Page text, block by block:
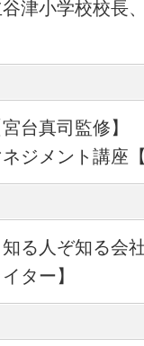
津小学校校長
台真司監修】
ジメント講座
る人ぞ知る会
ター】